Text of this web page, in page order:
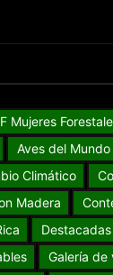
Mujeres
Aves del Mundo
Climático
Madera
Destacadas
Galería de